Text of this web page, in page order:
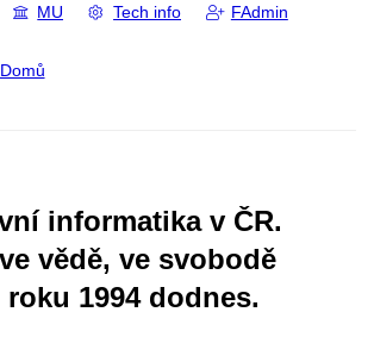
MU Tech info FAdmin
Domů
informatika v ČR.
vědě, ve svobodě
roku 1994 dodnes.